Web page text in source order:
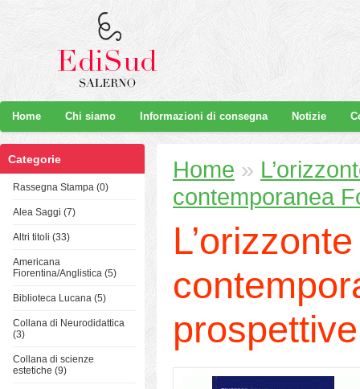
Home Chi siamo Informazioni di consegna Notizie
Categorie
Rassegna Stampa (0)
Alea Saggi (7)
Altri titoli (33)
Americana
Fiorentina/Anglistica (5)
Biblioteca Lucana (5)
Collana di Neurodidattica
(3)
Collana di scienze
estetiche (9)
Home »
contemporanea
prospettive